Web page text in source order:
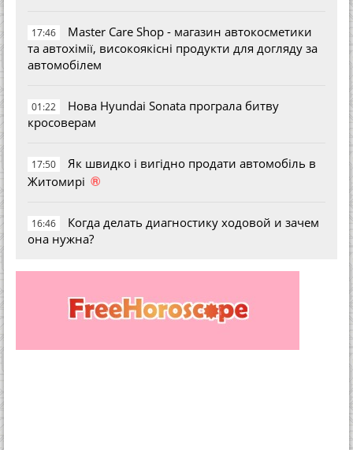
17:46
Master Care Shop - магазин автокосметики
та автохімії, високоякісні продукти для догляду за
автомобілем
01:22
Нова Hyundai Sonata програла битву
кросоверам
17:50
Як швидко і вигідно продати автомобіль в
Житомирі ®
16:46
Когда делать диагностику ходовой и зачем
она нужна?